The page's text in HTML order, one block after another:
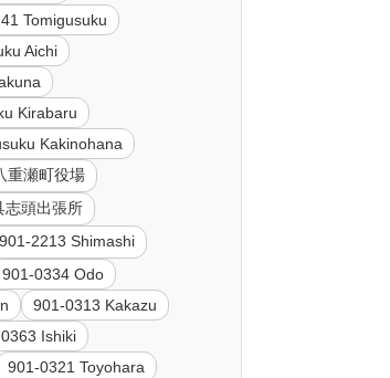
Tomigusuku
Aichi
Kirabaru
Kakinohana
重瀬町役場
頭出張所
901-2213 Shimashi
901-0334 Odo
901-0313 Kakazu
Ishiki
901-0321 Toyohara